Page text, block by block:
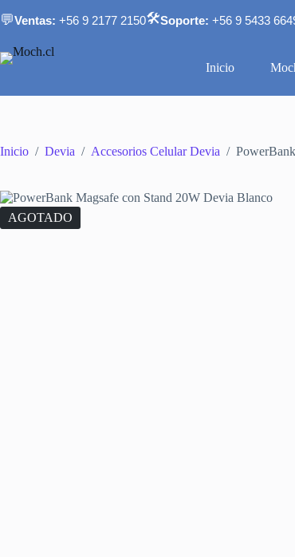
al
💬Ventas: +56 9 2177 2150🛠️Soporte: +56 9 5433
Inicio
Inicio / Devia / Accesorios Celular Devia /
AGOTADO